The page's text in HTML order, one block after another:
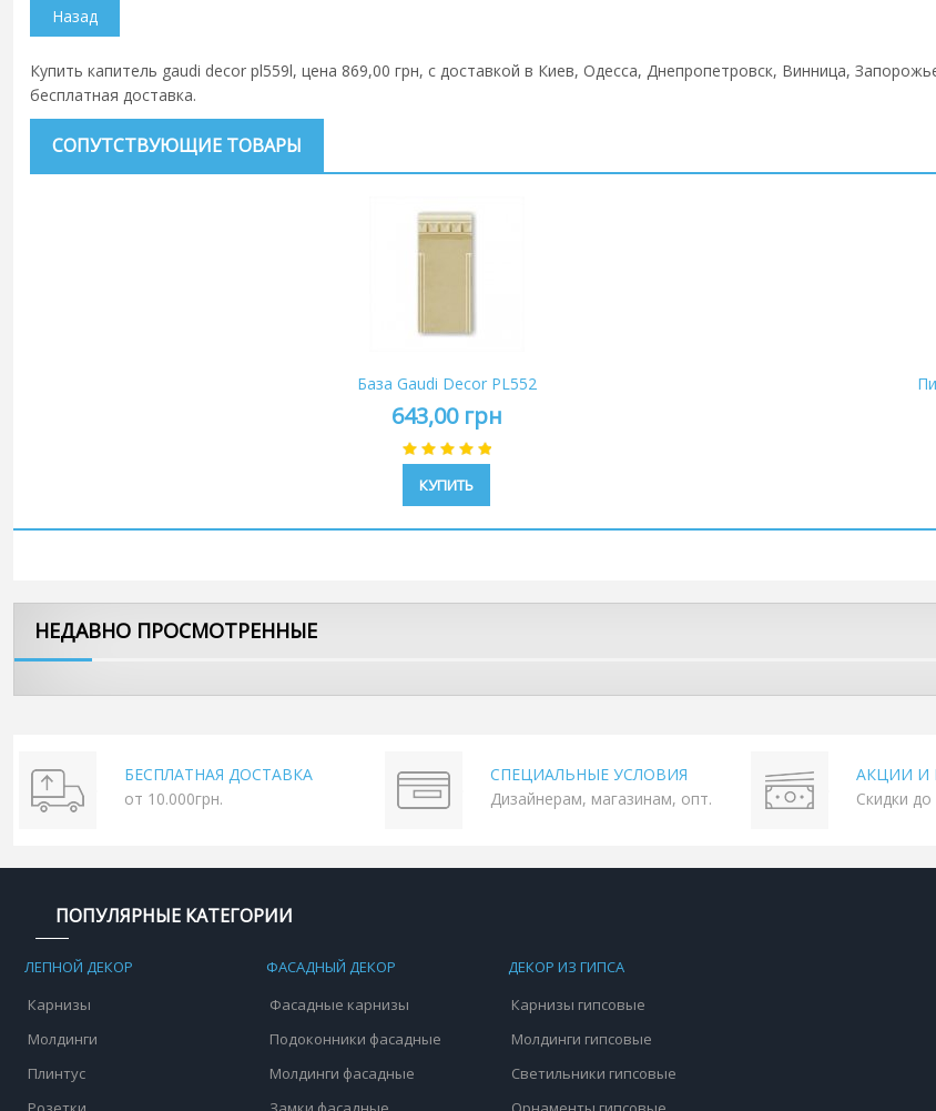
Купить капитель gaudi decor pl559l, цена 869,00 грн, с доставкой в Киев, Одесса, Днепропетровск, Винница,
бесплатная доставка.
СОПУТСТВУЮЩИЕ ТОВАРЫ
База Gaudi Decor PL552
643,00 грн
КУПИТЬ
НЕДАВНО ПРОСМОТРЕННЫЕ
БЕСПЛАТНАЯ ДОСТАВКА
от 10.000грн.
СПЕЦИАЛЬНЫЕ УСЛОВИЯ
Дизайнерам, магазинам, опт.
АКЦИИ И
Скидки до
ПОПУЛЯРНЫЕ КАТЕГОРИИ
ЛЕПНОЙ ДЕКОР
Карнизы
Молдинги
Плинтус
ФАСАДНЫЙ ДЕКОР
Фасадные карнизы
Подоконники фасадные
Молдинги фасадные
ДЕКОР ИЗ ГИПСА
Карнизы гипсовые
Молдинги гипсовые
Светильники гипсовые